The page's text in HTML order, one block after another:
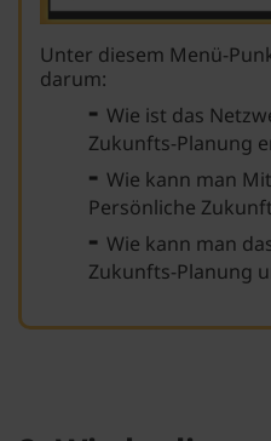
Unter diesem Menü-
darum:
- Wie ist das
Zukunfts-Planung
- Wie kann man
Persönliche
- Wie kann man
Zukunfts-Planung